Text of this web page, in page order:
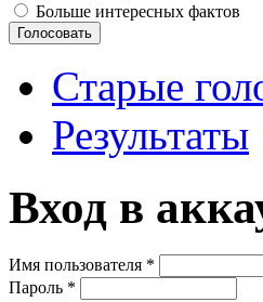
Больше интересных фактов
Старые
Результаты
Вход в
Имя пользователя *
Пароль *